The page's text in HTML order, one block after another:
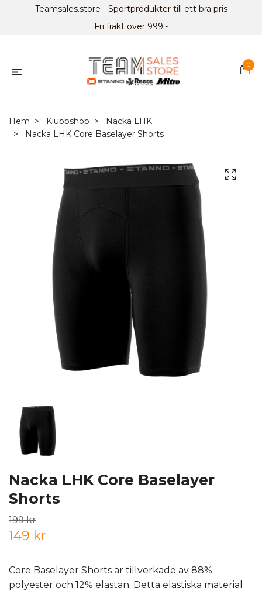
Teamsales.store - Sportprodukter till ett bra pris
Fri frakt över 999:-
0
Hem Klubbshop
Nacka LHK
Nacka LHK Core Baselayer Shorts
Nacka LHK Core Baselayer
Shorts
199 kr
149 kr
Core Baselayer Shorts är tillverkade av 88%
polyester och 12% elastan. Detta elastiska material